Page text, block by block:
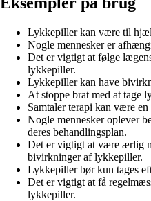
Lykkepiller kan være til
Nogle mennesker er
Det er vigtigt at følge
lykkepiller.
Lykkepiller kan have
At stoppe brat med at tage
Samtaler terapi kan være
Nogle mennesker oplever
deres behandlingsplan.
Det er vigtigt at være ærlig
bivirkninger af lykkepiller.
Lykkepiller bør kun tages
Det er vigtigt at få
lykkepiller.